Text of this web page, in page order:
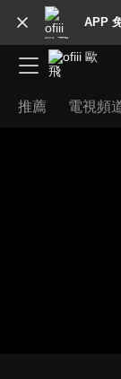
APP
推薦 電視頻